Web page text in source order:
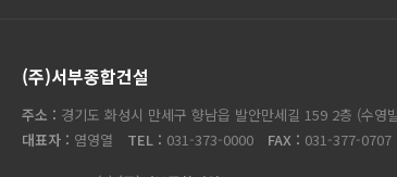
(주)서부종합건설
주소 : 경기도 화성시 만세구 향남읍 발안만세길 159 2층 (수영
대표자 : 염영열 TEL : 031-373-0000 FAX : 031-377-0707